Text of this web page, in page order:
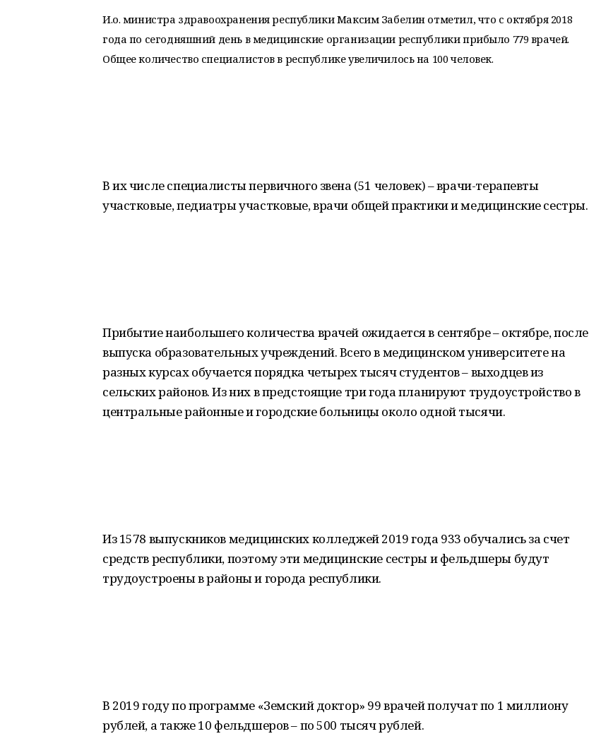
И.о. министра здравоохранения республики Максим Забелин отметил, что с октября 2018
года по сегодняшний день в медицинские организации республики прибыло 779 врачей.
Общее количество специалистов в республике увеличилось на 100 человек.
В их числе специалисты первичного звена (51 человек) – врачи-терапевты
участковые, педиатры участковые, врачи общей практики и медицинские сестры.
Прибытие наибольшего количества врачей ожидается в сентябре – октябре, после
выпуска образовательных учреждений. Всего в медицинском университете на
разных курсах обучается порядка четырех тысяч студентов – выходцев из
сельских районов. Из них в предстоящие три года планируют трудоустройство в
центральные районные и городские больницы около одной тысячи.
Из 1578 выпускников медицинских колледжей 2019 года 933 обучались за счет
средств республики, поэтому эти медицинские сестры и фельдшеры будут
трудоустроены в районы и города республики.
В 2019 году по программе «Земский доктор» 99 врачей получат по 1 миллиону
рублей, а также 10 фельдшеров – по 500 тысяч рублей.